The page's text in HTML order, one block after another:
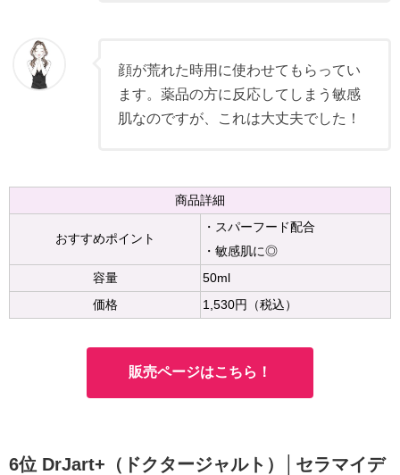
顔が荒れた時用に使わせてもらってい
ます。薬品の方に反応してしまう敏感
肌なのですが、これは大丈夫でした！
商品詳細
おすすめポイント
・スパーフード配合
・敏感肌に◎
容量
50ml
価格
1,530円（税込）
販売ページはこちら！
6位 DrJart+（ドクタージャルト）│セラマイデ